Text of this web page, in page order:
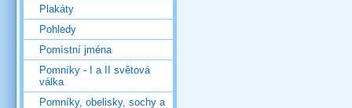
Plakáty
Pohledy
Pomístní jména
Pomníky - I a II světová
válka
Pomníky, obelisky, sochy a